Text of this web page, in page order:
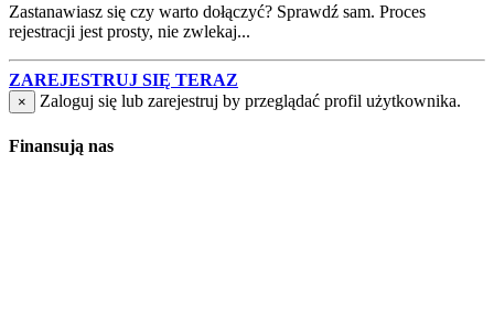
Zastanawiasz się czy warto dołączyć? Sprawdź sam. Proces
rejestracji jest prosty, nie zwlekaj...
ZAREJESTRUJ SIĘ TERAZ
× Zaloguj się lub zarejestruj by przeglądać profil użytkownika.
Finansują nas